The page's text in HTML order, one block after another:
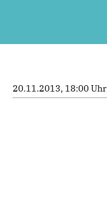
20.11.2013, 18:00 Uhr